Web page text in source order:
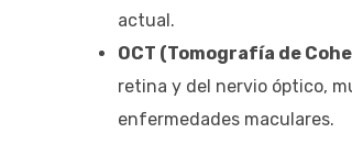
actual.
OCT (Tomografía de
retina y del nervio óptico,
enfermedades maculares.